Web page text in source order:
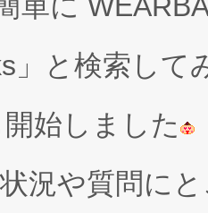
」と検索して
始しました
況や質問に